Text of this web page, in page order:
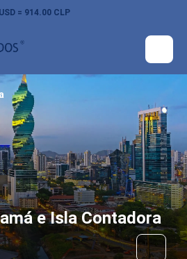
= 914.00 CLP
e Isla Contadora